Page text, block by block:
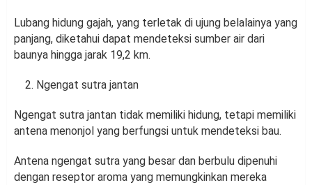
Lubang hidung gajah, yang terletak di ujung belalainya yang
panjang, diketahui dapat mendeteksi sumber air dari
baunya hingga jarak 19,2 km.
Ngengat sutra jantan
Ngengat sutra jantan tidak memiliki hidung, tetapi memiliki
antena menonjol yang berfungsi untuk mendeteksi bau.
Antena ngengat sutra yang besar dan berbulu dipenuhi
dengan reseptor aroma yang memungkinkan mereka